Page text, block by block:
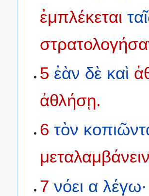
ἐμπλέκεται
5 ἐὰν δὲ καὶ
ἀθλήσῃ.
6 τὸν
7 νόει α λέγω·